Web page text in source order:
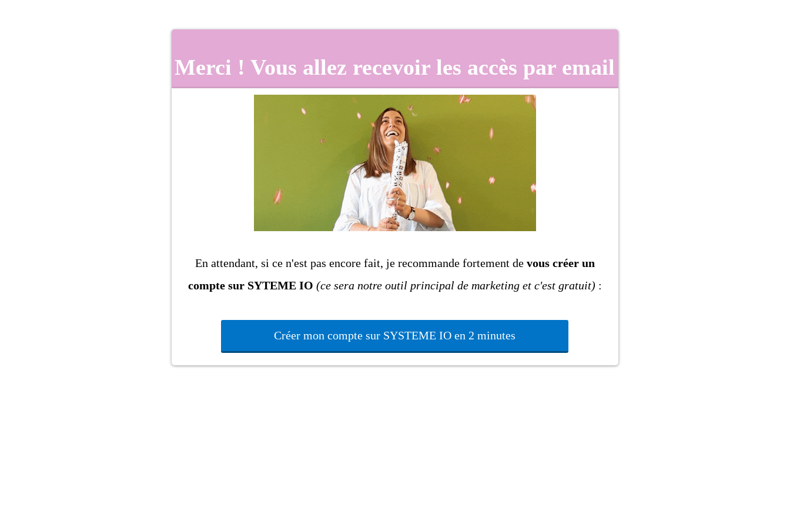
Merci ! Vous allez recevoir les accès par email
En attendant, si ce n'est pas encore fait, je recommande fortement de vous créer un
compte sur SYTEME IO (ce sera notre outil principal de marketing et c'est gratuit) :
Créer mon compte sur SYSTEME IO en 2 minutes